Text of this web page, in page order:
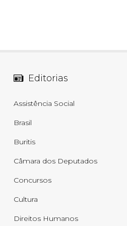
Editorias
Assistência Social
Brasil
Buritis
Câmara dos Deputados
Concursos
Cultura
Direitos Humanos